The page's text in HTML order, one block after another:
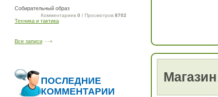
Собирательный образ
Комментариев 0 / Просмотров 8702
Техника и тактика
Все записи
ПОСЛЕДНИЕ
КОММЕНТАРИИ